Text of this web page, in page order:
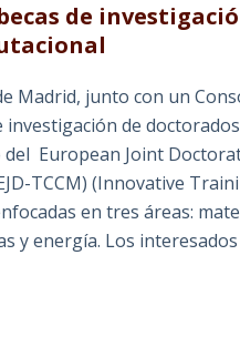
de
Madrid, junto con un
investigación de
European Joint
TCCM) (Innovative
en tres áreas:
y energía. Los